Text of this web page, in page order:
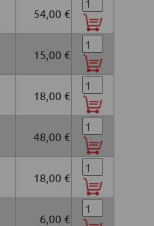
54,00 €
15,00 €
18,00 €
48,00 €
18,00 €
6,00 €